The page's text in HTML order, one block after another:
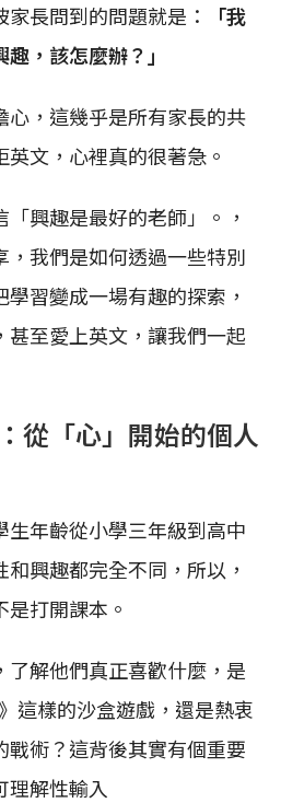
長問到的問題就是：
「我
，該怎麼辦？」
心，這幾乎是所有家長的共
文，心裡真的很著急。
興趣是最好的老師」。，
，我們是如何透過一些特別
習變成一場有趣的探索，
至愛上英文，讓我們一起
從「心」開始的個人
生年齡從小學三年級到高中
興趣都完全不同，所以，
打開課本。
解他們真正喜歡什麼，是
這樣的沙盒遊戲，還是熱衷
術？這背後其實有個重要
理解性輸入